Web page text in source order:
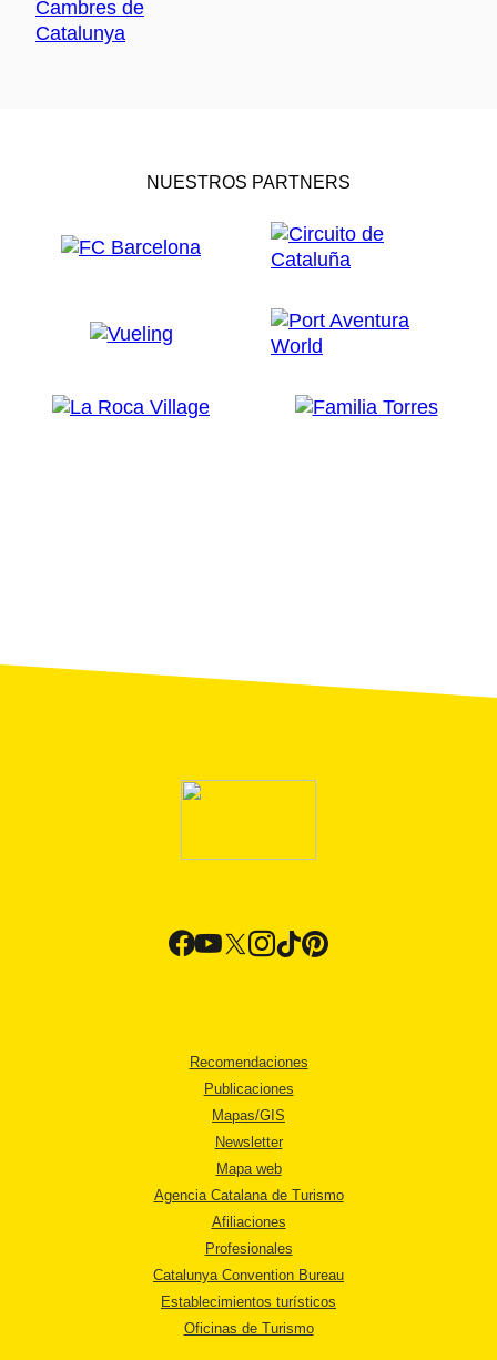
NUESTROS PARTNERS
Recomendaciones
Publicaciones
Mapas/GIS
Newsletter
Mapa web
Agencia Catalana de Turismo
Afiliaciones
Profesionales
Catalunya Convention Bureau
Establecimientos turísticos
Oficinas de Turismo